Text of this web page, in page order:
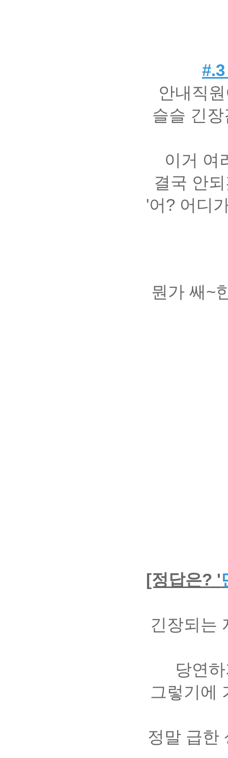
안내직
슬슬 긴
이거 여
결국 안
'어? 어디
뭔가 쌔~
[정답은? '
긴장되는
당연
그렇기에
정말 급한